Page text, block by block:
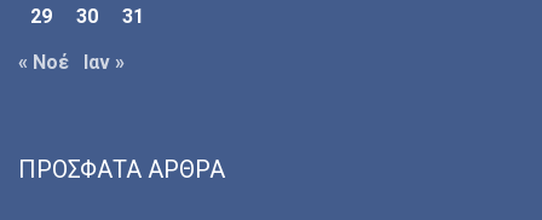
29 30
31
« Νοέ
Ιαν »
ΠΡΌΣΦΑΤΑ ΆΡΘΡΑ